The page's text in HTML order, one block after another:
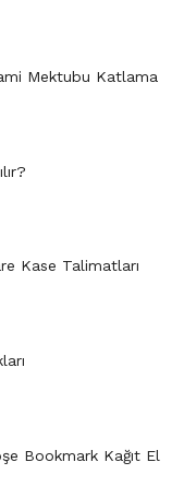
Mektubu Katlama
Kase Talimatları
Bookmark Kağıt El